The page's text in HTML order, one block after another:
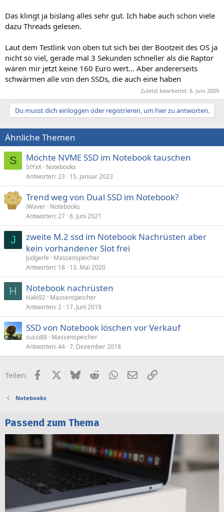
Das klingt ja bislang alles sehr gut. Ich habe auch schon viele
dazu Threads gelesen.
Laut dem Testlink von oben tut sich bei der Bootzeit des OS ja
nicht so viel, gerade mal 3 Sekunden schneller als die Raptor
wären mir jetzt keine 160 Euro wert... Aber andererseits
schwärmen alle von den SSDs, die auch eine haben
Zuletzt bearbeitet: 6. Juni 2009
Du musst dich einloggen oder registrieren, um hier zu antworten.
Ähnliche Themen
S Möchte NVME SSD im Notebook tauschen
StYxX Notebooks
Antworten 23 15. Januar 2023
Trend weg von Dual SSD im Notebook?
iWaver Notebooks
Antworten 27 8. Juni 2021
J
zweite M.2 ssd im Notebook Nachrüsten aber
kein vorhandener Slot frei
Judgerle
Massenspeicher
Antworten 18 13. Mai 2020
H Notebook nachrüsten
Haki92 Massenspeicher
Antworten 2 17. Juni 2019
SSD von Notebook löschen vor Verkauf
sussi88 Massenspeicher
Antworten 44 7. Dezember 2018
Teilen: FacebookX (Twitter)
BlueskyRedditWhatsApp
E-MailLink
Notebooks
Passend zum Thema